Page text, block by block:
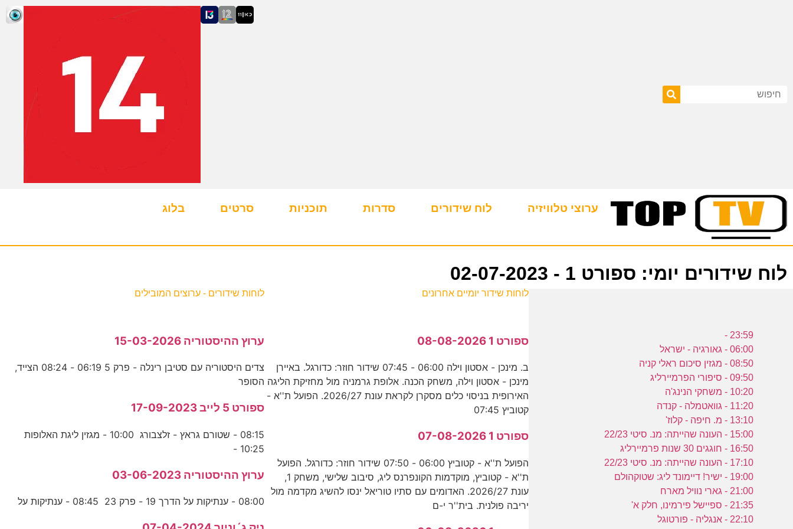
ערוצי טלוויזיה לוח שידורים סדרות תוכניות סרטים בלוג
לוח שידורים יומי: ספורט 1 - 02-07-2023
23:59 -
06:00 - גאורגיה - ישראל
08:50 - מגזין סיכום ראלי קניה
09:50 - סיפורי הפרמיירליג
10:20 - משחקי הנינג'ה
11:20 - גוואטמלה - קנדה
13:10 - מ. חיפה - קלוז'
15:00 - העונה שהייתה: מנ. סיטי 22/23
16:50 - חוגגים 30 שנות פרמיירליג
17:10 - העונה שהייתה: מנ. סיטי 22/23
19:00 - ישיר! דיימונד ליג: שטוקהולם
21:00 - גארי נוויל מארח
21:35 - ספיישל פירמינו, חלק א'
22:10 - אנגליה - פורטוגל
לוחות שידור יומיים אחרונים
ספורט 1 08-08-2026
ב. מינכן - אסטון וילה 06:00 - 07:45 שידור חוזר: כדורגל. באיירן
מינכן - אסטון וילה, משחק הכנה. אלופת גרמניה מול מחזיקת הליגה
האירופית בניסוי כלים מסקרן לקראת עונת 2026/27. הפועל ת''א -
קטוביץ 07:45
ספורט 1 07-08-2026
הפועל ת''א - קטוביץ 06:00 - 07:50 שידור חוזר: כדורגל. הפועל
ת''א - קטוביץ, מוקדמות הקונפרנס ליג, סיבוב שלישי, משחק 1,
עונת 2026/27. האדומים עם סתיו טוריאל ינסו להשיג מקדמה מול
יריבה פולנית. בית''ר י-ם
לוחות שידורים - ערוצים המובילים
ערוץ ההיסטוריה 15-03-2026
צדים היסטוריה עם סטיבן רינלה - פרק 5 06:19 - 08:24 הצייד,
הסופר
ספורט 5 לייב 17-09-2023
08:15 - שטורם גראץ - זלצבורג 10:00 - מגזין ליגת האלופות
10:25 -
ערוץ ההיסטוריה 03-06-2023
08:00 - ענתיקות על הדרך 19 - פרק 23 08:45 - ענתיקות על